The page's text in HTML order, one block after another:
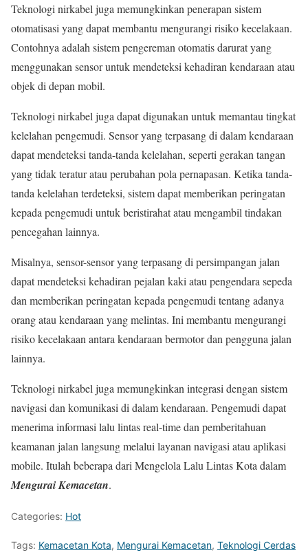
Teknologi nirkabel juga memungkinkan penerapan sistem
otomatisasi yang dapat membantu mengurangi risiko kecelakaan.
Contohnya adalah sistem pengereman otomatis darurat yang
menggunakan sensor untuk mendeteksi kehadiran kendaraan atau
objek di depan mobil.
Teknologi nirkabel juga dapat digunakan untuk memantau tingkat
kelelahan pengemudi. Sensor yang terpasang di dalam kendaraan
dapat mendeteksi tanda-tanda kelelahan, seperti gerakan tangan
yang tidak teratur atau perubahan pola pernapasan. Ketika tanda-
tanda kelelahan terdeteksi, sistem dapat memberikan peringatan
kepada pengemudi untuk beristirahat atau mengambil tindakan
pencegahan lainnya.
Misalnya, sensor-sensor yang terpasang di persimpangan jalan
dapat mendeteksi kehadiran pejalan kaki atau pengendara sepeda
dan memberikan peringatan kepada pengemudi tentang adanya
orang atau kendaraan yang melintas. Ini membantu mengurangi
risiko kecelakaan antara kendaraan bermotor dan pengguna jalan
lainnya.
Teknologi nirkabel juga memungkinkan integrasi dengan sistem
navigasi dan komunikasi di dalam kendaraan. Pengemudi dapat
menerima informasi lalu lintas real-time dan pemberitahuan
keamanan jalan langsung melalui layanan navigasi atau aplikasi
mobile. Itulah beberapa dari Mengelola Lalu Lintas Kota dalam
Mengurai Kemacetan.
Categories: Hot
Tags: Kemacetan Kota, Mengurai Kemacetan, Teknologi Cerdas